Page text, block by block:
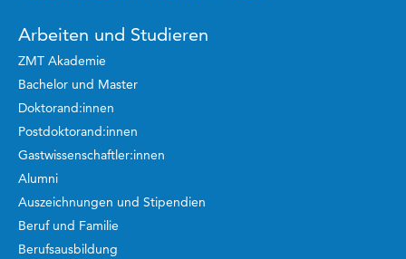
Arbeiten und Studieren
ZMT Akademie
Bachelor und Master
Doktorand:innen
Postdoktorand:innen
Gastwissenschaftler:innen
Alumni
Auszeichnungen und Stipendien
Beruf und Familie
Berufsausbildung